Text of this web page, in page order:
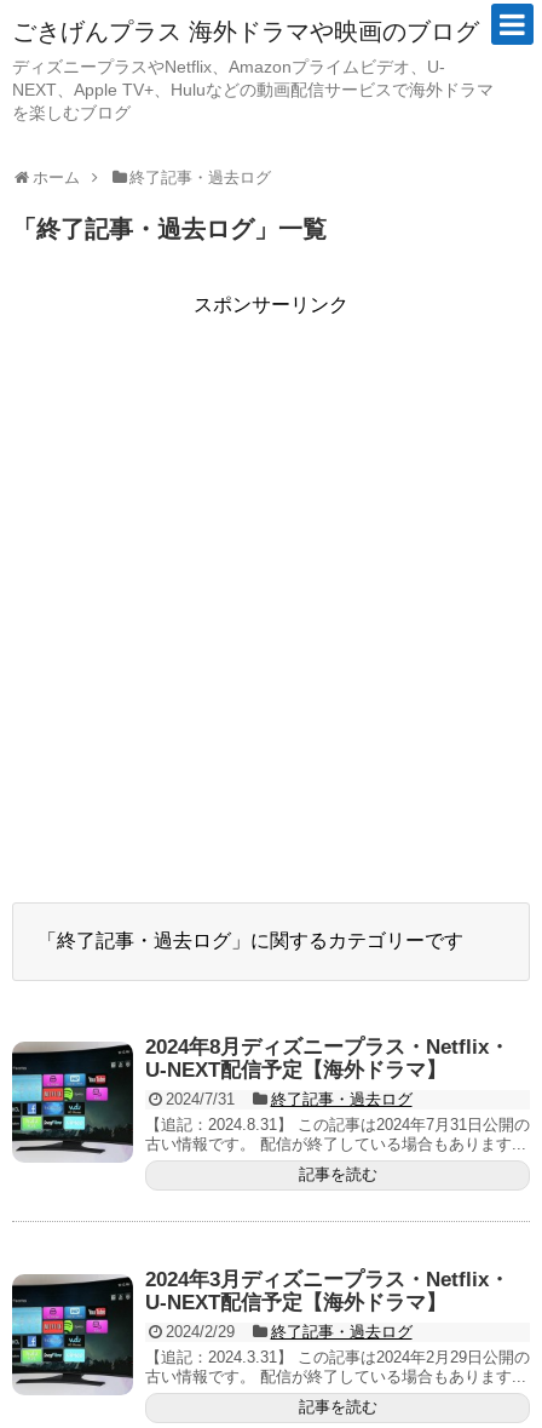
ごきげんプラス 海外ドラマや映画のブログ
ディズニープラスやNetflix、Amazonプライムビデオ、U-
NEXT、Apple TV+、Huluなどの動画配信サービスで海外ドラマ
を楽しむブログ
ホーム 終了記事・過去ログ
「 終了記事・過去ログ」 一覧
スポンサーリンク
「終了記事・過去ログ」に関するカテゴリーです
2024年8月ディズニープラス・Netflix・
U-NEXT配信予定【海外ドラマ】
2024/7/31
終了記事・過去ログ
【追記：2024.8.31】 この記事は2024年7月31日公開の
古い情報です。 配信が終了している場合もあります...
記事を読む
2024年3月ディズニープラス・Netflix・
U-NEXT配信予定【海外ドラマ】
2024/2/29
終了記事・過去ログ
【追記：2024.3.31】 この記事は2024年2月29日公開の
古い情報です。 配信が終了している場合もあります...
記事を読む